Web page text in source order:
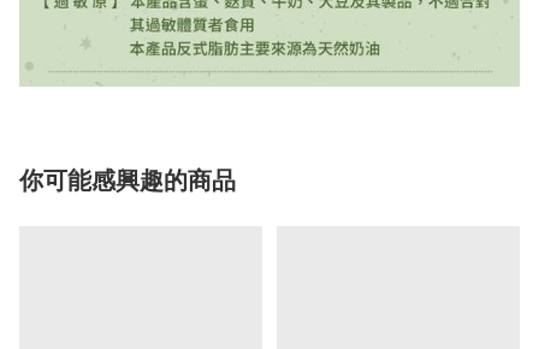
你可能感興趣的商品